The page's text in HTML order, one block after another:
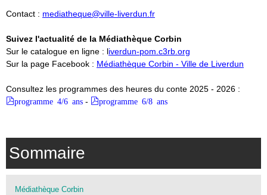
Contact : mediatheque@ville-liverdun.fr
Suivez l'actualité de la Médiathèque Corbin
Sur le catalogue en ligne : liverdun-pom.c3rb.org
Sur la page Facebook : Médiathèque Corbin - Ville de Liverdun
Consultez les programmes des heures du conte 2025 - 2026 :
programme 4/6 ans - programme 6/8 ans
Sommaire
Médiathèque Corbin